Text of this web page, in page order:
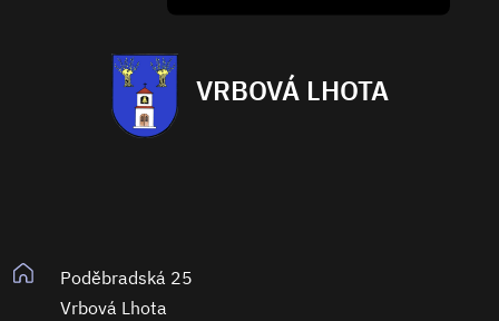
VRBOVÁ LHOTA
Poděbradská 25
Vrbová Lhota